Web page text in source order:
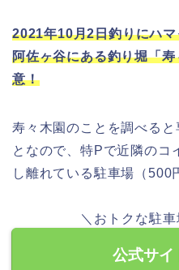
2021年10月2日釣りにハ
阿佐ヶ谷にある釣り堀「
意！
寿々木園のことを調べる
となので、特Pで近隣のコ
し離れている駐車場（500
＼おトクな駐
公式サイ